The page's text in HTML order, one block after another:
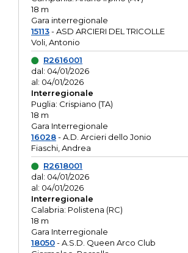
18 m
Gara interregionale
15113- ASD ARCIERI DEL TRICOLLE
Voli, Antonio
R2616001
dal: 04/01/2026
al: 04/01/2026
Interregionale
Puglia: Crispiano (TA)
18 m
Gara Interregionale
16028- A.D. Arcieri dello Jonio
Fiaschi, Andrea
R2618001
dal: 04/01/2026
al: 04/01/2026
Interregionale
Calabria: Polistena (RC)
18 m
Gara Interregionale
18050- A.S.D. Queen Arco Club